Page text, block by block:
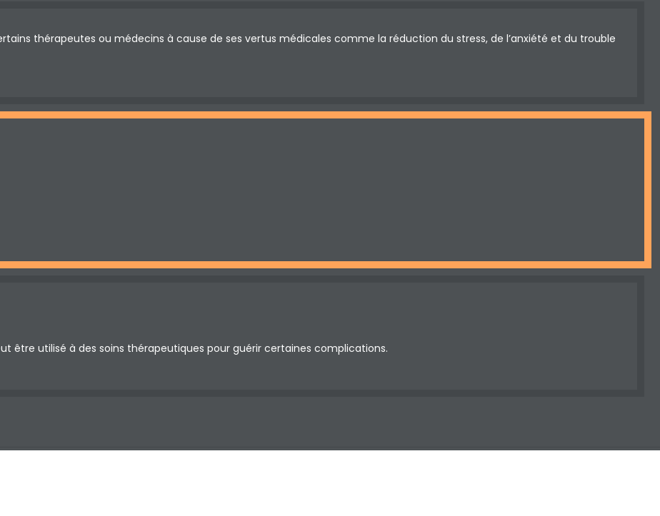
thérapeutes ou médecins à cause de ses vertus médicales comme la réduction du stress, de l’anxiété et du trouble
être utilisé à des soins thérapeutiques pour guérir certaines complications.